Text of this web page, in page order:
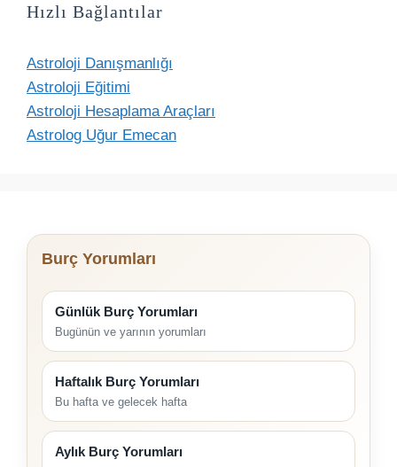
Hızlı Bağlantılar
Astroloji Danışmanlığı
Astroloji Eğitimi
Astroloji Hesaplama Araçları
Astrolog Uğur Emecan
Burç Yorumları
Günlük Burç Yorumları
Bugünün ve yarının yorumları
Haftalık Burç Yorumları
Bu hafta ve gelecek hafta
Aylık Burç Yorumları